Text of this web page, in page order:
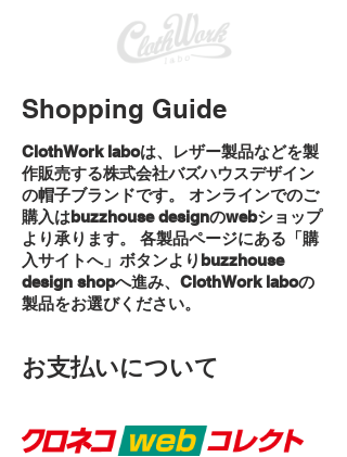
Shopping Guide
ClothWork laboは、レザー製品などを製
作販売する株式会社バズハウスデザイン
の帽子ブランドです。 オンラインでのご
購入はbuzzhouse designのwebショップ
より承ります。 各製品ページにある「購
入サイトへ」ボタンよりbuzzhouse
design shopへ進み、ClothWork laboの
製品をお選びください。
お支払いについて